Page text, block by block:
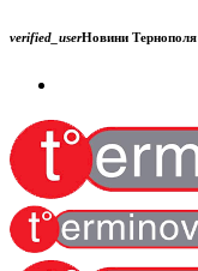
verified_userНовини Тернополя